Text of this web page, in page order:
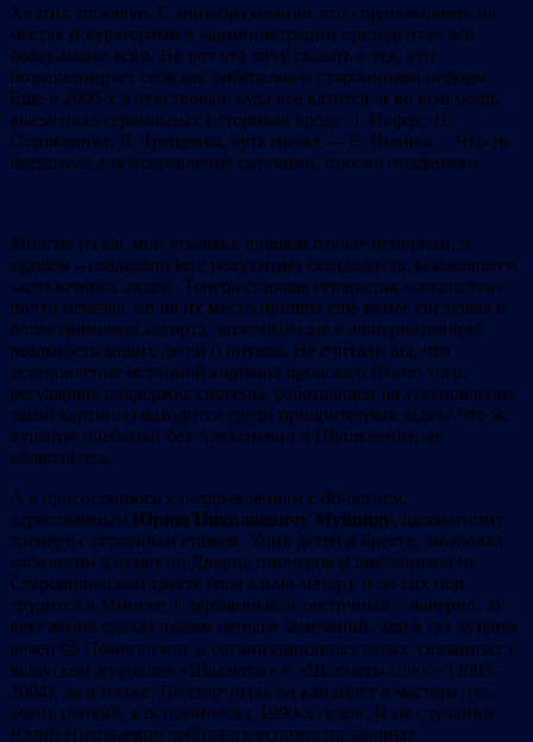
Хватит, пожалуй. С минобразования, его «щупальцами» на
местах и кураторами в «администрации президента» всё
более-менее ясно. Но вот что хочу сказать о тех, кто
позиционирует себя как либералов и сторонников реформ.
Ещё в 2000-х я чувствовал, куда всё катится, и во всю мощь
высмеивал сервильных историков вроде Э. Иоффе, Н.
Сташкевича, Я. Трещенка, чуть позже — Е. Новика… Что-то
предлагал для исправления ситуации, просил поддержки.
Многие из вас мои усилия в лучшем случае игнорили, в
худшем – создавали мне репутацию скандалиста, обижавшего
заслуженных людей. Теперь старшая генерация «лоялистов»
почти исчезла, но на их место пришла ещё менее сведущая и
более циничная когорта, затягивающая в альтернативную
реальность ваших детей и внуков. Не считали вы, что
установление истинной картины прошлого (более того,
регулярная поддержка системы, работающей на установление
такой картины) находится среди приоритетных задач? Что ж,
кушайте учебники без Алексиевич и Шушкевича, не
обляпайтесь.
А я присоединюсь к поздравлениям с 80-летием,
адресованным Юрию Николаевичу Муйвиду, шахматному
тренеру с огромным стажем. Учил детей в Бресте, заведовал
кабинетом шахмат во Дворце пионеров и школьников на
Старовиленском тракте (моя альма-матер), и до сих пор
трудится в Минске. Сдержанный и тактичный – наверно, за
всю жизнь сделал людям меньше замечаний, чем я тут за один
вечер 😉 Помогал мне в организационных делах, связанных с
выпуском журналов «Шахматы» и «Шахматы-плюс» (2003–
2004), да и позже. По силе игры он кандидат в мастера, но
очень цепкий, как помнится с 1990-х годов. И не случайно
Юрий Николаевич добивался успехов на заочных